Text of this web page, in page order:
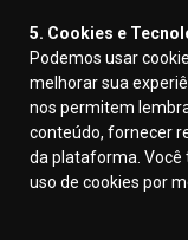
5. Cookies e
Podemos usar
melhorar sua
nos permitem
conteúdo, fornecer
da plataforma. Você
uso de cookies por